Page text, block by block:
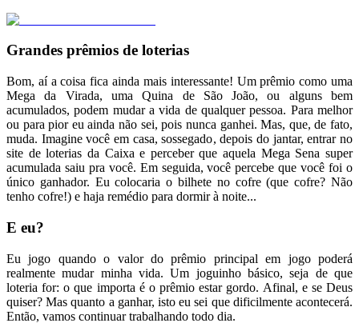
Grandes prêmios de loterias
Bom, aí a coisa fica ainda mais interessante! Um prêmio como uma
Mega da Virada, uma Quina de São João, ou alguns bem
acumulados, podem mudar a vida de qualquer pessoa. Para melhor
ou para pior eu ainda não sei, pois nunca ganhei. Mas, que, de fato,
muda. Imagine você em casa, sossegado, depois do jantar, entrar no
site de loterias da Caixa e perceber que aquela Mega Sena super
acumulada saiu pra você. Em seguida, você percebe que você foi o
único ganhador. Eu colocaria o bilhete no cofre (que cofre? Não
tenho cofre!) e haja remédio para dormir à noite...
E eu?
Eu jogo quando o valor do prêmio principal em jogo poderá
realmente mudar minha vida. Um joguinho básico, seja de que
loteria for: o que importa é o prêmio estar gordo. Afinal, e se Deus
quiser? Mas quanto a ganhar, isto eu sei que dificilmente acontecerá.
Então, vamos continuar trabalhando todo dia.